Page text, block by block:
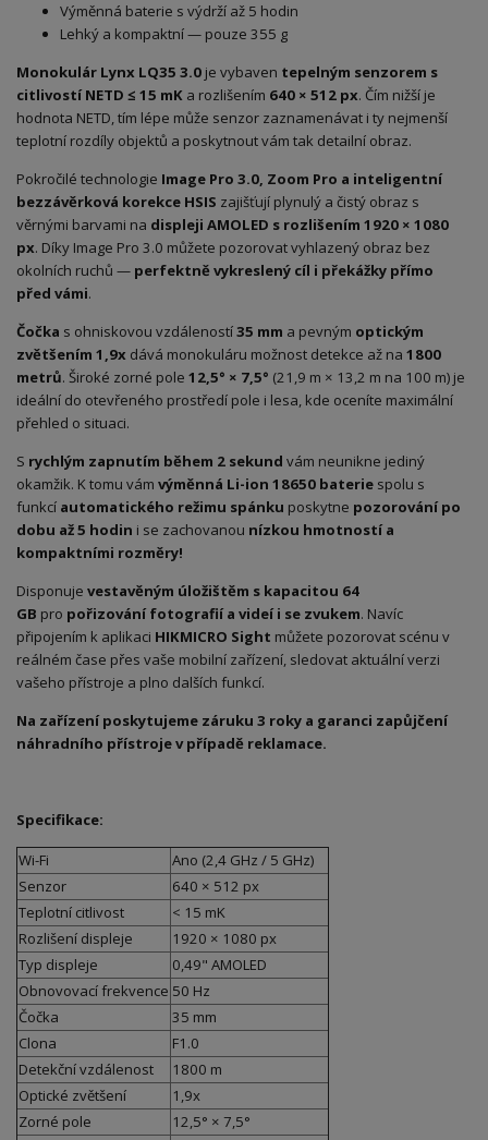
Výměnná baterie s výdrží až 5 hodin
Lehký a kompaktní — pouze 355 g
Monokulár Lynx LQ35 3.0 je vybaven tepelným senzorem s
citlivostí NETD ≤ 15 mK a rozlišením 640 × 512 px. Čím nižší je
hodnota NETD, tím lépe může senzor zaznamenávat i ty nejmenší
teplotní rozdíly objektů a poskytnout vám tak detailní obraz.
Pokročilé technologie Image Pro 3.0, Zoom Pro a inteligentní
bezzávěrková korekce HSIS zajišťují plynulý a čistý obraz s
věrnými barvami na displeji AMOLED s rozlišením 1920 × 1080
px. Díky Image Pro 3.0 můžete pozorovat vyhlazený obraz bez
okolních ruchů — perfektně vykreslený cíl i překážky přímo
před vámi.
Čočka s ohniskovou vzdáleností35 mm a pevným optickým
zvětšením 1,9x dává monokuláru možnost detekce až na 1800
metrů. Široké zorné pole 12,5° × 7,5° (21,9 m × 13,2 m na 100 m) je
ideální do otevřeného prostředí pole i lesa, kde oceníte maximální
přehled o situaci.
S rychlým zapnutím během 2 sekund vám neunikne jediný
okamžik. K tomu vám výměnná Li-ion 18650 baterie spolu s
funkcí automatického režimu spánku poskytne pozorování po
dobu až 5 hodin i se zachovanou nízkou hmotností a
kompaktními rozměry!
Disponuje vestavěným úložištěm s kapacitou 64
GB pro pořizování fotografií a videí i se zvukem. Navíc
připojením k aplikaci HIKMICRO Sight můžete pozorovat scénu v
reálném čase přes vaše mobilní zařízení, sledovat aktuální verzi
vašeho přístroje a plno dalších funkcí.
Na zařízení poskytujeme záruku 3 roky a garanci zapůjčení
náhradního přístroje v případě reklamace.
Specifikace:
Wi-Fi
Ano (2,4 GHz / 5 GHz)
Senzor
640 × 512 px
Teplotní citlivost
< 15 mK
Rozlišení displeje
1920 × 1080 px
Typ displeje
0,49" AMOLED
Obnovovací frekvence 50 Hz
Čočka
35 mm
Clona
F1.0
Detekční vzdálenost
1800 m
Optické zvětšení
1,9x
Zorné pole
12,5° × 7,5°